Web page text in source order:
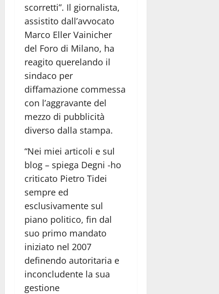
scorretti”. Il giornalista,
assistito dall’avvocato
Marco Eller Vainicher
del Foro di Milano, ha
reagito querelando il
sindaco per
diffamazione commessa
con l’aggravante del
mezzo di pubblicità
diverso dalla stampa.
“Nei miei articoli e sul
blog – spiega Degni -ho
criticato Pietro Tidei
sempre ed
esclusivamente sul
piano politico, fin dal
suo primo mandato
iniziato nel 2007
definendo autoritaria e
inconcludente la sua
gestione